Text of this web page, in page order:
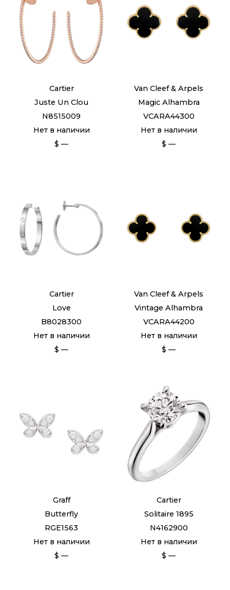
Cartier
Juste Un Clou
N8515009
Нет в наличии
$ —
Van Cleef & Arpels
Magic Alhambra
VCARA44300
Нет в наличии
$ —
Cartier
Love
B8028300
Нет в наличии
$ —
Van Cleef & Arpels
Vintage Alhambra
VCARA44200
Нет в наличии
$ —
Graff
Butterfly
RGE1563
Нет в наличии
$ —
Cartier
Solitaire 1895
N4162900
Нет в наличии
$ —